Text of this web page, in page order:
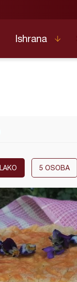
Ishrana
LAKO 5 OSOBA